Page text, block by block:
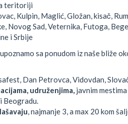
teritoriji
Kulpin, Maglić, Gložan, kisač,
Novog Sad, Veternika, Futoga,
i Srbije
sa ponudom iz naše bliže
Dan Petrovca, Vidovdan,
udruženjima,javnim
Beogradu.
, najmanje 3, a max 20 kom